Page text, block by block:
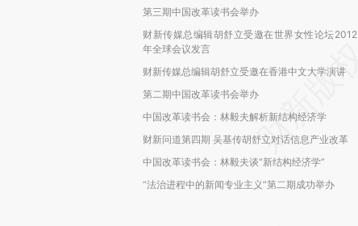
第三期中国改革读书会举办
财新传媒总编辑胡舒立受邀在世界女性论坛2012
年全球会议发言
财新传媒总编辑胡舒立受邀在香港中文大学演讲
第二期中国改革读书会举办
中国改革读书会：林毅夫解析新结构经济学
财新问道第四期 吴基传胡舒立对话信息产业改革
中国改革读书会：林毅夫谈“新结构经济学”
“法治进程中的新闻专业主义”第二期成功举办